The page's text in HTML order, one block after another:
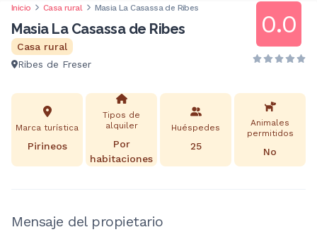
Inicio Casa rural Masia La Casassa de Ribes
Masia La Casassa de Ribes
Casa rural
Ribes de Freser
0.0
Marca turística
Pirineos
Tipos de
alquiler
Por
habitaciones
Huéspedes
25
Animales
permitidos
No
Mensaje del propietario